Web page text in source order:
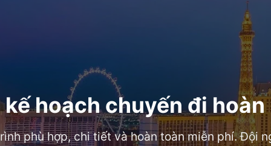
kế hoạch chuyến đi hoàn
phù hợp, chi tiết và hoàn toàn miễn phí. Đội